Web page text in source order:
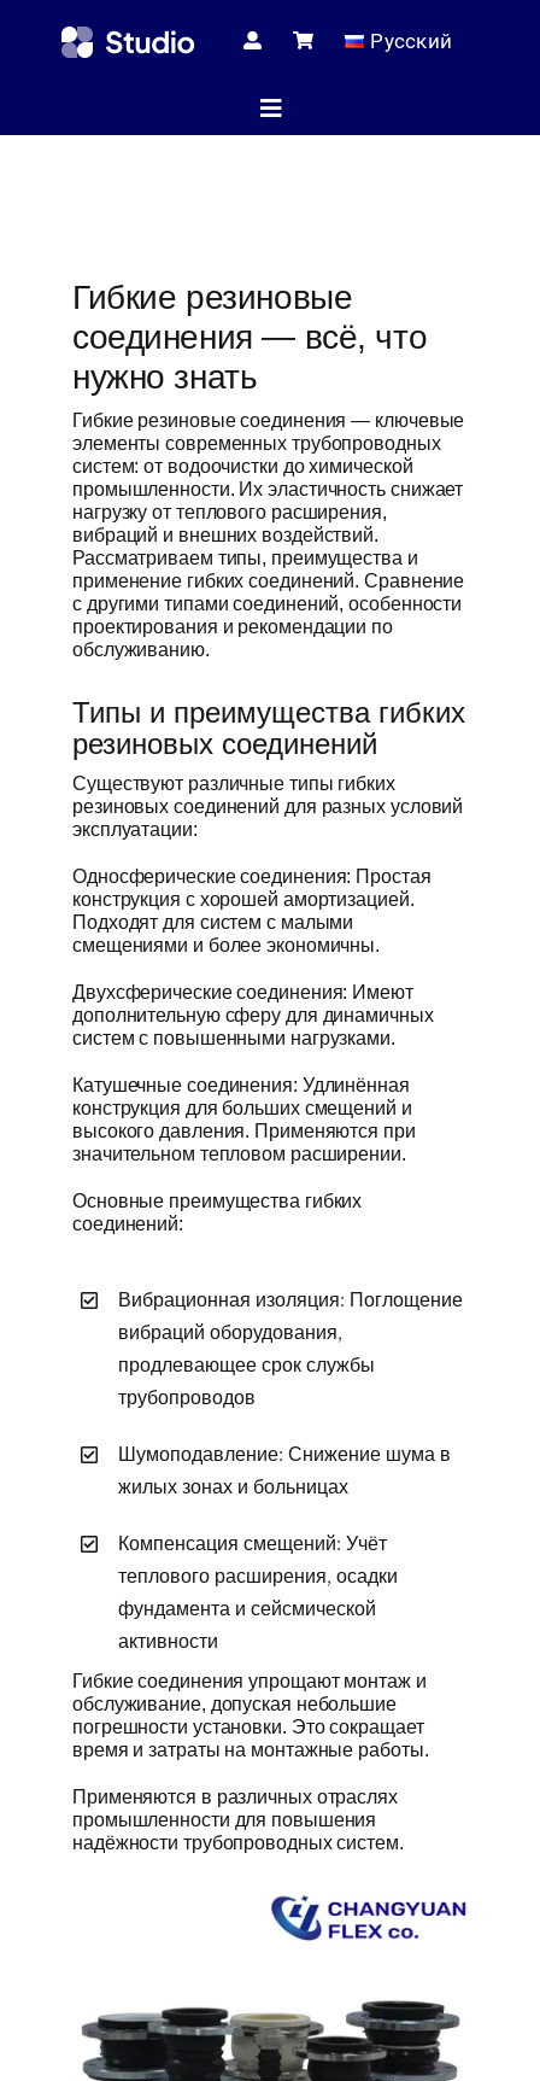
Русский
Toggle
Получить
Гибкие резиновые
соединения — всё, что
нужно знать
Гибкие резиновые соединения — ключевые
элементы современных трубопроводных
систем: от водоочистки до химической
промышленности. Их эластичность снижает
нагрузку от теплового расширения,
вибраций и внешних воздействий.
Рассматриваем типы, преимущества и
применение гибких соединений. Сравнение
с другими типами соединений, особенности
проектирования и рекомендации по
обслуживанию.
Типы и преимущества гибких
резиновых соединений
Существуют различные типы гибких
резиновых соединений для разных условий
эксплуатации:
Односферические соединения: Простая
конструкция с хорошей амортизацией.
Подходят для систем с малыми
смещениями и более экономичны.
Двухсферические соединения: Имеют
дополнительную сферу для динамичных
систем с повышенными нагрузками.
Катушечные соединения: Удлинённая
конструкция для больших смещений и
высокого давления. Применяются при
значительном тепловом расширении.
Основные преимущества гибких
соединений:
Вибрационная изоляция: Поглощение
вибраций оборудования,
продлевающее срок службы
трубопроводов
Шумоподавление: Снижение шума в
жилых зонах и больницах
Компенсация смещений: Учёт
теплового расширения, осадки
фундамента и сейсмической
активности
Гибкие соединения упрощают монтаж и
обслуживание, допуская небольшие
погрешности установки. Это сокращает
время и затраты на монтажные работы.
Применяются в различных отраслях
промышленности для повышения
надёжности трубопроводных систем.